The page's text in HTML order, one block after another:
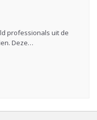
professionals uit de
Deze…